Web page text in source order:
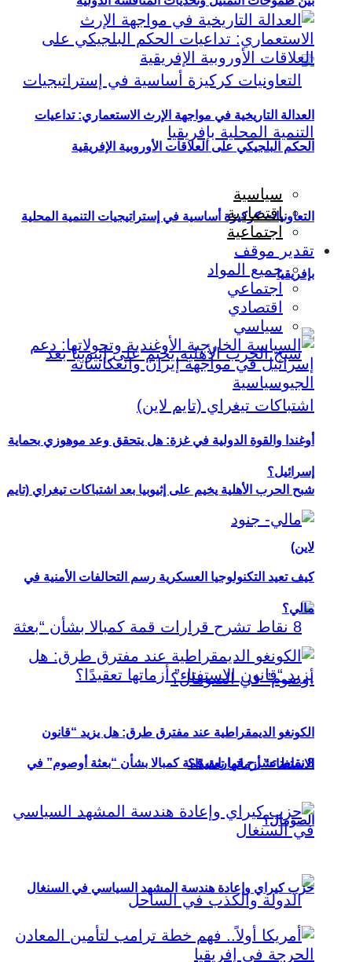
التعاونيات كركيزة أساسية في إستراتيجيات التنمية المحلية
بإفريقيا
شبح الحرب الأهلية يخيم على إثيوبيا بعد اشتباكات تيغراي (تايم
لاين)
8 نقاط تشرح قرارات قمة كمبالا بشأن “بعثة أوصوم” في
الصومال؟
العدالة التاريخية في مواجهة الإرث الاستعماري: تداعيات
الحكم البلجيكي على العلاقات الأوروبية الإفريقية
سياسية
اقتصادية
اجتماعية
تقدير موقف
جميع المواد
اجتماعي
اقتصادي
سياسي
أوغندا والقوة الدولية في غزة: هل يتحقق وعد موهوزي بحماية
إسرائيل؟
كيف تعيد التكنولوجيا العسكرية رسم التحالفات الأمنية في
مالي؟
الكونغو الديمقراطية عند مفترق طرق: هل يزيد “قانون
الاستفتاء” أزماتها تعقيدًا؟
حزب كيراي وإعادة هندسة المشهد السياسي في السنغال